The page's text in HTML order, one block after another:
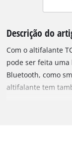
Descrição do
Com o altifalante
pode ser feita uma
Bluetooth, como
altifalante tem
tablets ou leitores